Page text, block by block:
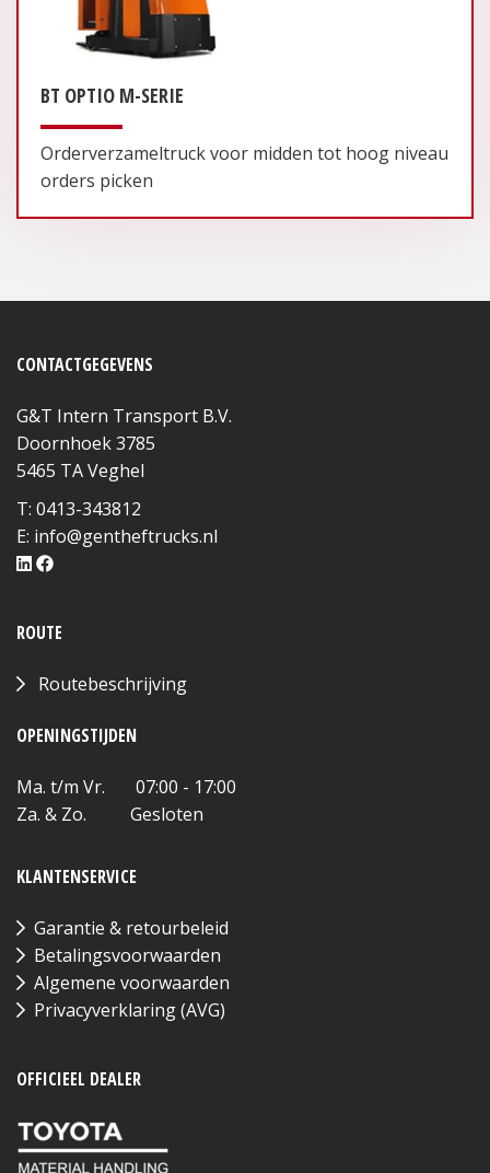
BT OPTIO M-SERIE
Orderverzameltruck voor midden tot hoog niveau
orders picken
CONTACTGEGEVENS
G&T Intern Transport B.V.
Doornhoek 3785
5465 TA Veghel
T: 0413-343812
E: info@gentheftrucks.nl
ROUTE
Routebeschrijving
OPENINGSTIJDEN
Ma. t/m Vr. 07:00 - 17:00
Za. & Zo. Gesloten
KLANTENSERVICE
Garantie & retourbeleid
Betalingsvoorwaarden
Algemene voorwaarden
Privacyverklaring (AVG)
OFFICIEEL DEALER